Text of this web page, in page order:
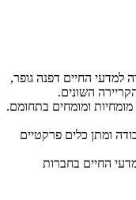
למדעי החיים דפנה גופר,
השונים.
ומומחים בתחומם.
ומתן כלים פרקטיים
החיים בחברות